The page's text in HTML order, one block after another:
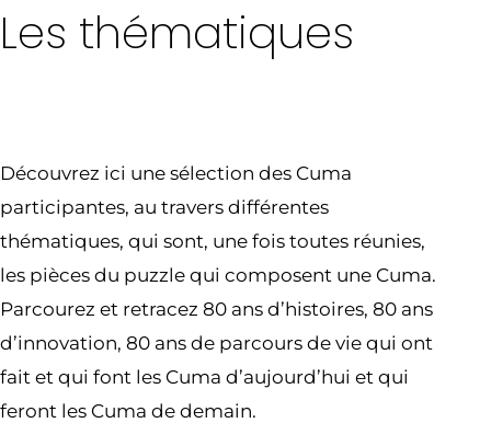
Les thématiques
Découvrez ici une sélection des Cuma
participantes, au travers différentes
thématiques, qui sont, une fois toutes réunies,
les pièces du puzzle qui composent une Cuma.
Parcourez et retracez 80 ans d’histoires, 80 ans
d’innovation, 80 ans de parcours de vie qui ont
fait et qui font les Cuma d’aujourd’hui et qui
feront les Cuma de demain.